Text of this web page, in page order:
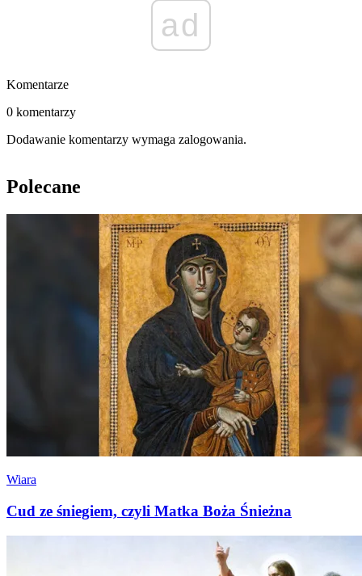
ad
Komentarze
0 komentarzy
Dodawanie komentarzy wymaga zalogowania.
Polecane
Wiara
Cud ze śniegiem, czyli Matka Boża Śnieżna